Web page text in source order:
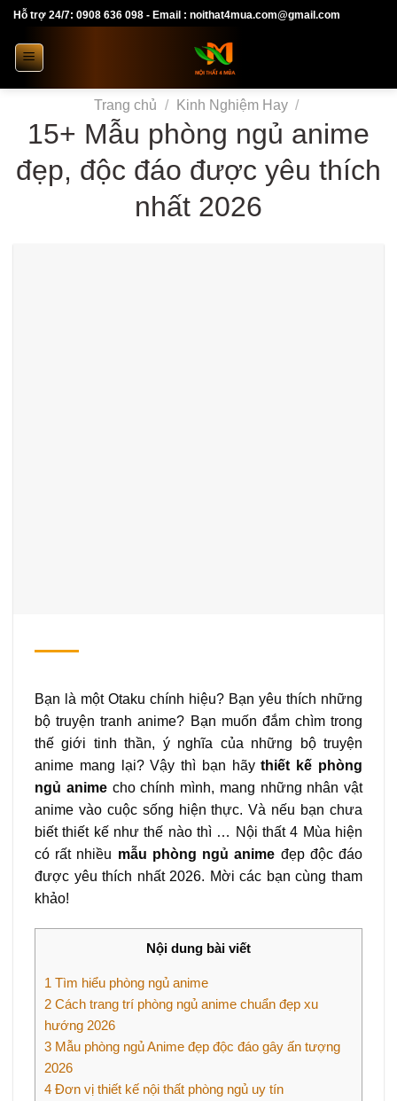
Skip
content
Hỗ trợ 24/7: 0908 636 098 - Email : noithat4mua.com@gmail.com
Trang chủ / Kinh Nghiệm Hay /
15+ Mẫu phòng ngủ anime
đẹp, độc đáo được yêu thích
nhất 2026
Bạn là một Otaku chính hiệu? Bạn yêu thích những
bộ truyện tranh anime? Bạn muốn đắm chìm trong
thế giới tinh thần, ý nghĩa của những bộ truyện
anime mang lại? Vậy thì bạn hãythiết kế phòng
ngủ animecho chính mình, mang những nhân vật
anime vào cuộc sống hiện thực. Và nếu bạn chưa
biết thiết kế như thế nào thì … Nội thất 4 Mùa hiện
có rất nhiều mẫu phòng ngủ anime đẹp độc đáo
được yêu thích nhất 2026. Mời các bạn cùng tham
khảo!
Nội dung bài viết
1 Tìm hiểu phòng ngủ anime
2 Cách trang trí phòng ngủ anime chuẩn đẹp xu
hướng 2026
3 Mẫu phòng ngủ Anime đẹp độc đáo gây ấn tượng
2026
4 Đơn vị thiết kế nội thất phòng ngủ uy tín